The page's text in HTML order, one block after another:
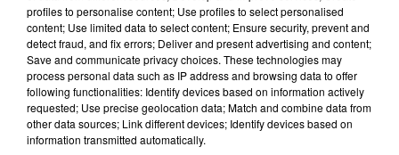
Dans la même série
Horoscope du vendredi 07 août
profiles to personalise content; Use profiles to select personalised
content; Use limited data to select content; Ensure security, prevent and
detect fraud, and fix errors; Deliver and present advertising and content;
Save and communicate privacy choices. These technologies may
process personal data such as IP address and browsing data to offer
following functionalities: Identify devices based on information actively
requested; Use precise geolocation data; Match and combine data from
other data sources; Link different devices; Identify devices based on
information transmitted automatically.